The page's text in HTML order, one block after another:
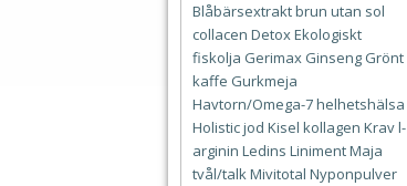
Blåbärsextraktbrun utan sol
collacen DetoxEkologiskt
fiskolja Gerimax Ginseng Grönt
kaffe Gurkmeja
Havtorn/Omega-7helhetshälsa
Holisticjod Kisel kollagen Kravl-
arginin Ledins LinimentMaja
tvål/talkMivitotal Nyponpulver